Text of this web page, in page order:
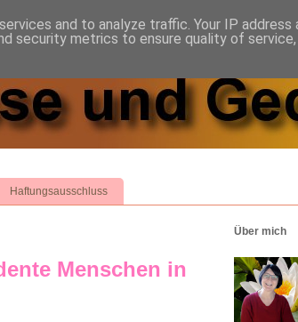
Haftungsausschluss
Menschen in
Über mich
and to analyze traffic. Your IP address
security metrics to ensure quality of